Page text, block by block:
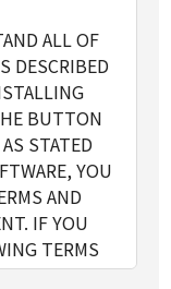
ALL OF
DESCRIBED
BUTTON
STATED
YOU
AND
IF YOU
TERMS
DO